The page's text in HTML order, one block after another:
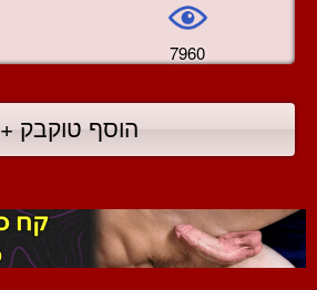
7960
הוסף טוקבק +